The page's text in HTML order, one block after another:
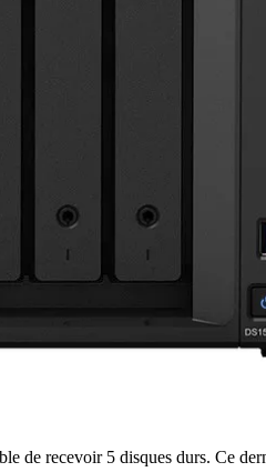
de recevoir 5 disques durs. Ce